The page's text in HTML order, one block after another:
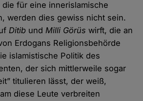
für eine innerislamische
werden dies gewiss nicht sein.
Ditib undMilli Görüs wirft, die an
Erdogans Religionsbehörde
islamistische Politik des
der sich mittlerweile sogar
titulieren lässt, der weiß,
diese Leute verbreiten